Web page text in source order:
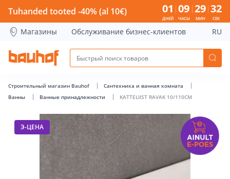
KATTELIIST RAVAK 10/110CM - Bauhof has loaded
Tuhanded tooted -40% (al 10€) 01
ДНЕЙ
09
ЧАСЫ
29
МИН
31
СЕК
Магазины Обслуживание бизнес-клиентов RU
Строительный магазин Bauhof
Сантехника и ванная комната
Ванны
Ванные принадлежности KATTELIIST RAVAK 10/110CM
Э-ЦЕНА